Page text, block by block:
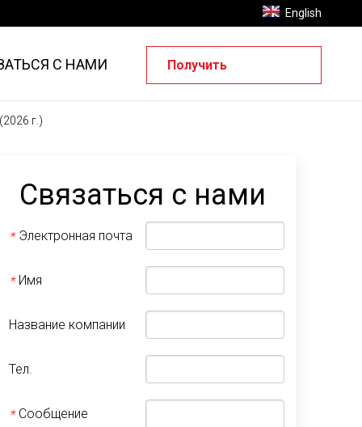
English
С НАМИ Получить
г.)
Связаться с нами
* Электронная почта
* Имя
Название компании
Тел.
* Сообщение